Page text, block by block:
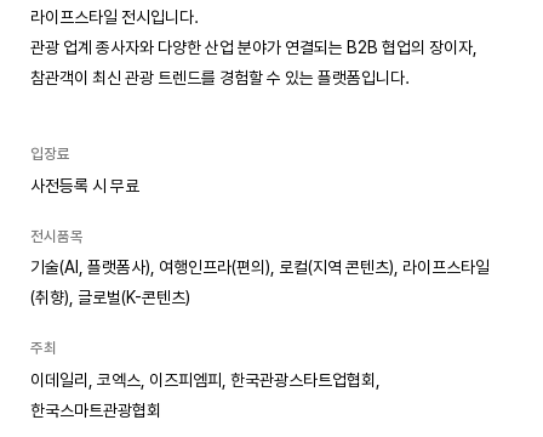
라이프스타일 전시입니다.
관광 업계 종사자와 다양한 산업 분야가 연결되는 B2B 협업의 장이자,
참관객이 최신 관광 트렌드를 경험할 수 있는 플랫폼입니다.
입장료
사전등록 시 무료
전시품목
기술(AI, 플랫폼사), 여행인프라(편의), 로컬(지역 콘텐츠), 라이프스타일
(취향), 글로벌(K-콘텐츠)
주최
이데일리, 코엑스, 이즈피엠피, 한국관광스타트업협회,
한국스마트관광협회